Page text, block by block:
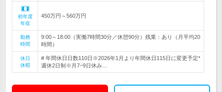
初年度
年収
450万円～560万円
勤務
時間
9:00～18:00（実働7時間30分／休憩90分）残業：あり（月平均20
時間）
休日
休暇
# 年間休日日数110日※2026年1月より年間休日115日に変更予定*
週休2日制※月7~9日休み…